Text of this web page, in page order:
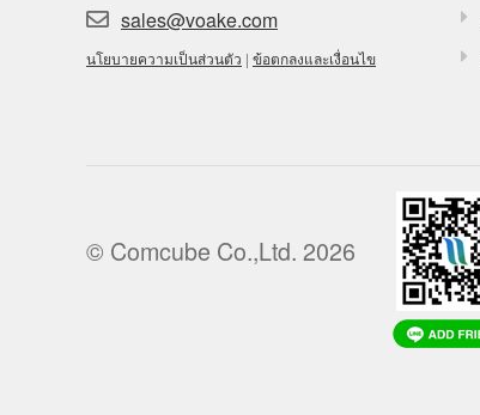
sales@voake.com
นโยบายความเป็นส่วนตัว | ข้อตกลงและเงื่อนไข
© Comcube Co.,Ltd. 2026